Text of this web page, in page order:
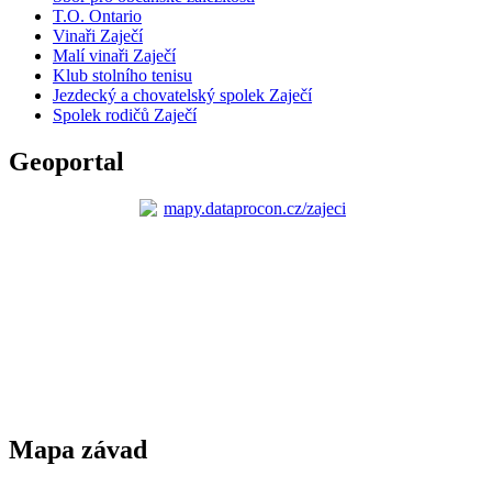
T.O. Ontario
Vinaři Zaječí
Malí vinaři Zaječí
Klub stolního tenisu
Jezdecký a chovatelský spolek Zaječí
Spolek rodičů Zaječí
Geoportal
Mapa závad